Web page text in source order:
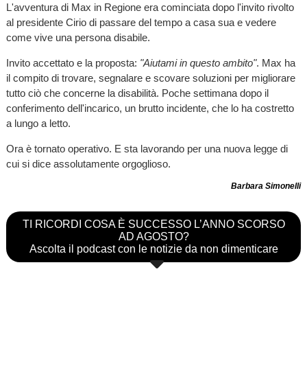
L'avventura di Max in Regione era cominciata dopo l'invito rivolto
al presidente Cirio di passare del tempo a casa sua e vedere
come vive una persona disabile.
Invito accettato e la proposta: "Aiutami in questo ambito". Max ha
il compito di trovare, segnalare e scovare soluzioni per migliorare
tutto ciò che concerne la disabilità. Poche settimana dopo il
conferimento dell'incarico, un brutto incidente, che lo ha costretto
a lungo a letto.
Ora è tornato operativo. E sta lavorando per una nuova legge di
cui si dice assolutamente orgoglioso.
Barbara Simonelli
TI RICORDI COSA È SUCCESSO L’ANNO SCORSO
AD AGOSTO?
Ascolta il podcast con le notizie da non dimenticare